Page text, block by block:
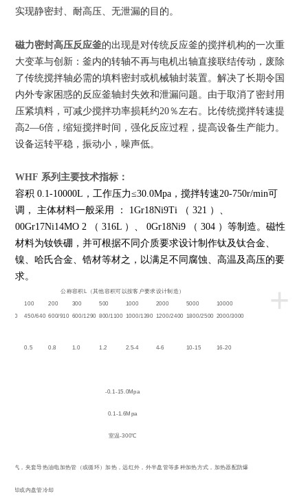
实现静密封、耐高压、无泄漏的目的。
磁力密封高压反应釜的出现是对传统反应釜的搅拌机构的一次重
大变革与创新：釜内的转轴不再与电机出轴直接联结传动，废除
了传统搅拌轴必需的填料密封或机械轴封装置。解决了长期令国
内外专家困惑的反应釜轴封失效和泄漏问题。由于取消了密封用
压紧填料，可减少搅拌功率损耗约20％左右。比传统搅拌转速提
高2—6倍，缩短搅拌时间，强化反应过程，提高设备生产能力。
设备运转平稳，振动小，噪声低。
WHF 系列主要技术指标：
容积 0.1-10000L，工作压力≤30.0Mpa，搅拌转速20-750r/min可
调， 主体材料一般采用 ： 1Gr18Ni9Ti （ 321 ）、
00Gr17Ni14MO 2 （ 316L ）、 0Gr18Ni9 （ 304 ）等制造。磁性
材料为钕铁硼，并可根据不同介质要求设计制作钛及钛合金、
镍、哈氏合金、锆材等材之，以满足不同腐蚀、高温及高压的要
求。
+
公称容积L（其他容积可以按客户要求设计制造）
100 200 300 500 1000 2000 5000
10000
520
450/640 600/910 600/1290 800/1100 1000/1390 1200/2400 1800/2500 2000/3000
0.5 0.8 1.0 1.2 2.5-4 4-6 10-15 16-20
-0.1-15.0Mpa
0.1-1.6Mpa
室温-300℃
套蒸汽，夹套导热油电加热管（或循环）加热，远红外，外半盘管等多种加热方式，加热器配防爆
套冷却或内盘管冷却